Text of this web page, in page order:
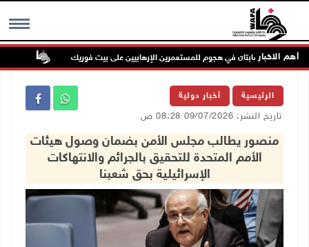
MENU أهم الاخبارإصابتان في هجوم للمستعمرين الإرهابيين على بيت فوريك
الرئيسية أخبار دولية
تاريخ النشر: 09/07/2026 08:28 ص
منصور يطالب مجلس الأمن بضمان وصول هيئات
الأمم المتحدة للتحقيق بالجرائم والانتهاكات
الإسرائيلية بحق شعبنا